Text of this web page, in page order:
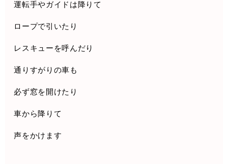
運転手やガイドは降りて
ロープで引いたり
レスキューを呼んだり
通りすがりの車も
必ず窓を開けたり
車から降りて
声をかけます